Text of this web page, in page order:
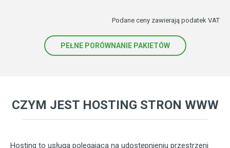
Podane ceny zawierają podatek VAT
PEŁNE PORÓWNANIE PAKIETÓW
CZYM JEST HOSTING STRON WWW
Hosting to usługa polegająca na udostępnieniu przestrzeni